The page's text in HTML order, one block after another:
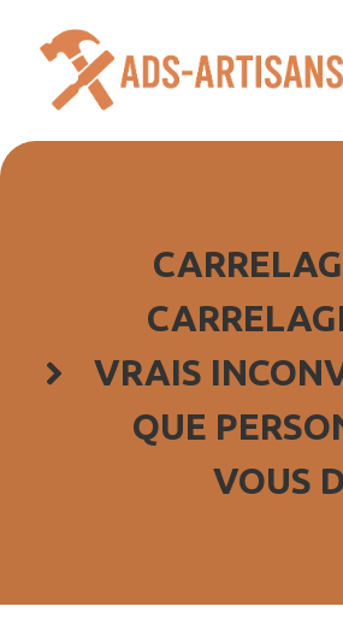
VRAIS
QUE
VOUS